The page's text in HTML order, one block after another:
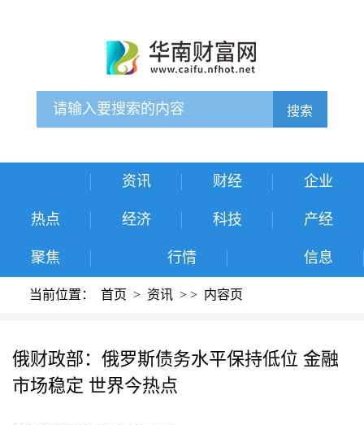
搜索
资讯 财经 企业
热点 经济 科技 产经
聚焦 行情 信息
当前位置： 首页 > 资讯 > > 内容页
俄财政部：俄罗斯债务水平保持低位 金融
市场稳定 世界今热点